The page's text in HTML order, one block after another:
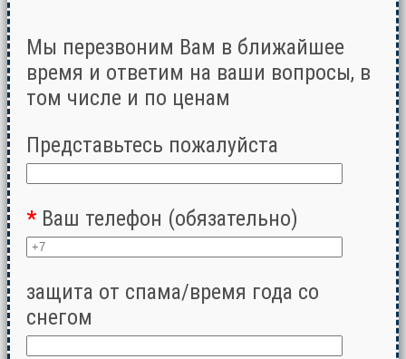
Мы перезвоним Вам в ближайшее
время и ответим на ваши вопросы, в
том числе и по ценам
Представьтесь пожалуйста
* Ваш телефон (обязательно)
защита от спама/время года со
снегом